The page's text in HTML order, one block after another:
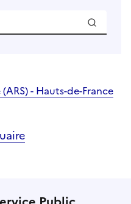
- Hauts-de-France